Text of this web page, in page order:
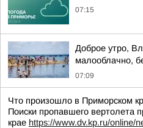
07:15
Доброе утро,
малооблачно,
07:09
Что произошло в Приморском
Поиски пропавшего вертолета
крае https://www.dv.kp.ru/online/